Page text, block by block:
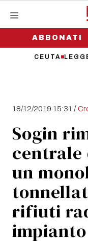
contenutoABBONATI
CEUTA
18/12/2019 15:31 /
Sogin
centrale
un
rifiuti